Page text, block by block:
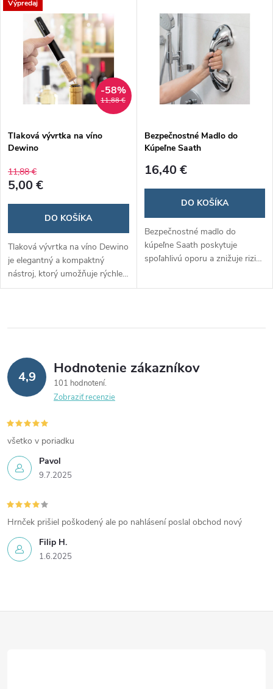
zabudovaných magnetov a
ergonomického dizajnu. Je
nastaviteľná, pohodlná a
diskrétna pod oblečením,
vhodná pre každodenné
nosenie.
rýchlo a jednoducho. Perfektné
riešenie pre vodičov,
cestovateľov a pracujúcich v
teréne.
Výpredaj
11,88 €
-58%
Tlaková vývrtka na víno
Dewino
11,88 €
5,00 €
DO KOŠÍKA
Tlaková vývrtka na víno Dewino
je elegantný a kompaktný
nástroj, ktorý umožňuje rýchle
a bezpečné otváranie fliaš bez
jednoduché použitie a je
Bezpečnostné Madlo do
Kúpeľne Saath
16,40 €
DO KOŠÍKA
Bezpečnostné madlo do
kúpeľne Saath poskytuje
spoľahlivú oporu a znižuje riziko
povrchy bez potreby vŕtania.
pohyblivosťou.​
4,9 Hodnotenie zákazníkov
101 hodnotení
Zobraziť recenzie
Pavol
9.7.2025
všetko v poriadku
Filip H.
1.6.2025
Hrnček prišiel poškodený ale po nahlásení poslal obchod nový